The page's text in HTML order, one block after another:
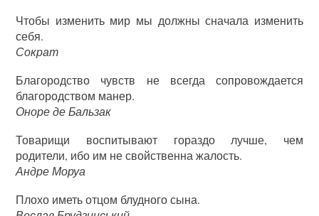
Чтобы изменить мир мы должны сначала изменить
себя.
Сократ
Благородство чувств не всегда сопровождается
благородством манер.
Оноре де Бальзак
Товарищи воспитывают гораздо лучше, чем
родители, ибо им не свойственна жалость.
Андре Моруа
Плохо иметь отцом блудного сына.